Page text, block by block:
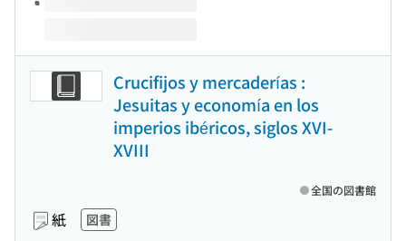
Crucifijos y mercaderías :
Jesuitas y economía en los
imperios ibéricos, siglos XVI-
XVIII
紙 図書
全国の図書館